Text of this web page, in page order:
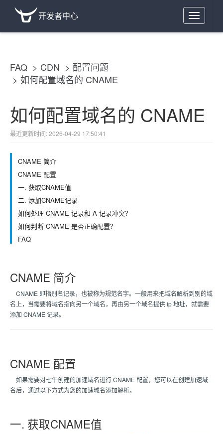
Toggle
navigation
开发者中心
FAQ CDN
配置问题
如何配置域名的 CNAME
如何配置域名的 CNAME
最近更新时间: 2026-04-29 17:50:41
CNAME 简介
CNAME 配置
一. 获取CNAME值
二. 添加CNAME记录
如何处理 CNAME 记录和 A 记录冲突？
如何判断 CNAME 是否正确配置？
FAQ
CNAME 简介
CNAME 即指别名记录，也被称为规范名字。一般用来把域名解析到别的域
名上，当需要将域名指向另一个域名，再由另一个域名提供 ip 地址，就需要
添加 CNAME 记录。
CNAME 配置
如果需要对七牛创建的加速域名进行 CNAME 配置，您可以在创建加速域
名后，通过以下方式为您的加速域名添加解析。
一. 获取CNAME值